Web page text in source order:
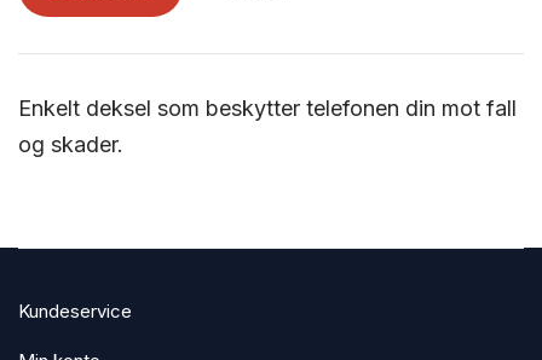
Enkelt deksel som beskytter telefonen din mot fall
og skader.
Kundeservice